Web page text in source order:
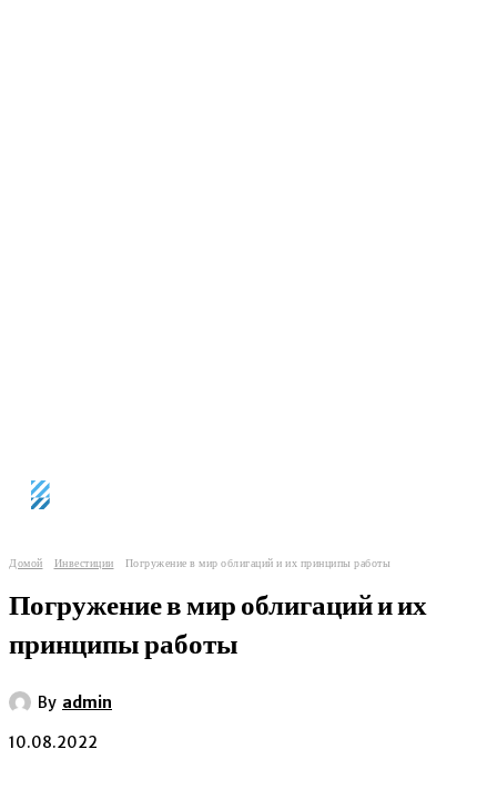
Домой Инвестиции Погружение в мир облигаций и их принципы работы
Погружение в мир облигаций и их
принципы работы
By admin
10.08.2022